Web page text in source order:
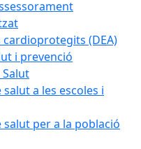
cardioprotegits (DEA)
i prevenció
Salut
a les escoles i
per a la població